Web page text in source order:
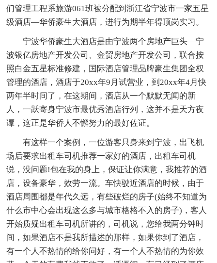
们管理工程系旅游061班被分配到浙江省宁波市一家五星
级酒店—华侨豪生大酒店，进行为期半年得顶岗实习。
宁波华侨豪生大酒店是由宁波两个房地产巨头—宁
波银亿房地产开发公司、金贸房地产开发公司，联合按
照白金五星标准修建，国际酒店管理品牌豪生集团全权
管理的酒店，酒店于20xx年9月试营业，到20xx年4月快
两年半时间了，在这期间，酒店从一个默默无闻的新
人，一跃寄身宁波市最优秀酒店行列，这并不是天方夜
谭，这正是华侨人不懈努力的最好佐证。
有这样一个案例，一位游客只身来到宁波，出飞机
场后要求出租车司机推荐一家好的酒店，出租车司机
说，没问题!包在我的身上，保证让你满意，我推荐的酒
店，设备豪华，效劳一流。车快驶近酒店的时候，由于
酒店周围都是年代久远，有些破烂的房子(始终不知道为
什么市中心会出现这么多与城市格格不入的房子)，客人
开始质疑出租车司机所讲的，司机说，您给我两分钟时
间，如果酒店不是我所描述的那样，如果你到了酒店，
有一个人不热情的给你问好，有一个人不热情的为你效